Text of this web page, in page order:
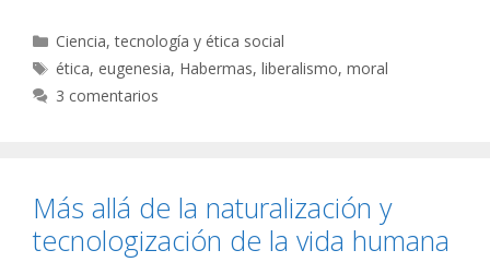
Categorías
Ciencia, tecnología y ética social
Etiquetas
ética, eugenesia, Habermas,liberalismo,moral
3 comentarios
Más allá de la naturalización y
tecnologización de la vida humana